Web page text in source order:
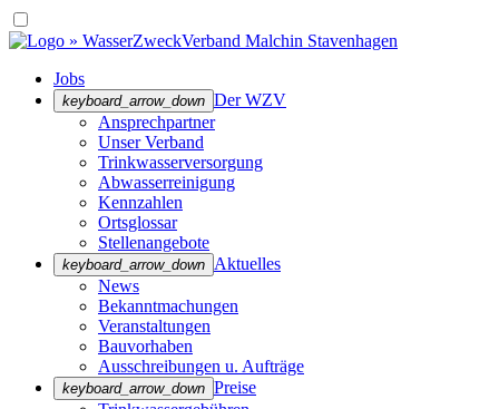
Jobs
keyboard_arrow_down Der WZV
Ansprechpartner
Unser Verband
Trinkwasser­versorgung
Abwasserreinigung
Kennzahlen
Ortsglossar
Stellenangebote
keyboard_arrow_down Aktuelles
News
Bekanntmachungen
Veranstaltungen
Bauvorhaben
Ausschreibungen u. Aufträge
keyboard_arrow_down Preise